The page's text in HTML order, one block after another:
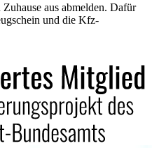
aus abmelden. Dafür
und die Kfz-